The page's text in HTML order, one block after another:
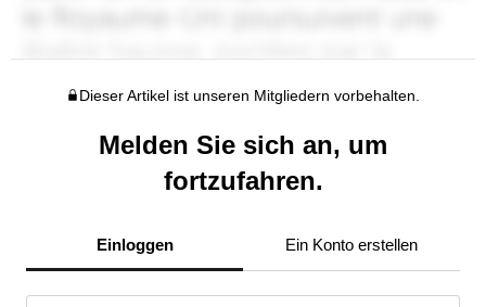
Dieser Artikel ist unseren Mitgliedern vorbehalten.
Melden Sie sich an, um
fortzufahren.
Einloggen Ein Konto erstellen